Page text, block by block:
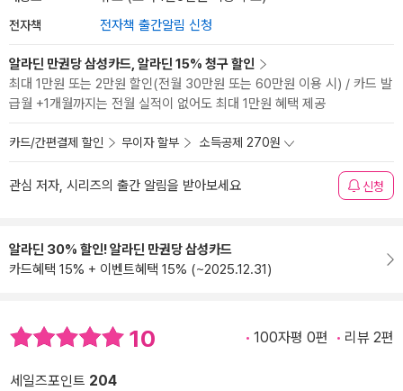
전자책 전자책 출간알림 신청
알라딘 만권당 삼성카드, 알라딘 15% 청구 할인
최대 1만원 또는 2만원 할인(전월 30만원 또는 60만원 이용 시) / 카드 발
급월 +1개월까지는 전월 실적이 없어도 최대 1만원 혜택 제공
카드/간편결제 할인 무이자 할부 소득공제 270원
관심 저자, 시리즈의 출간 알림을 받아보세요 신청
알라딘 30% 할인! 알라딘 만권당 삼성카드
카드혜택 15% + 이벤트혜택 15% (~2025.12.31)
10 100자평 0편 리뷰 2편
세일즈포인트 204